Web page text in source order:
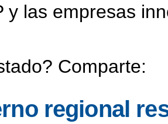
y las empresas
Comparte:
regional